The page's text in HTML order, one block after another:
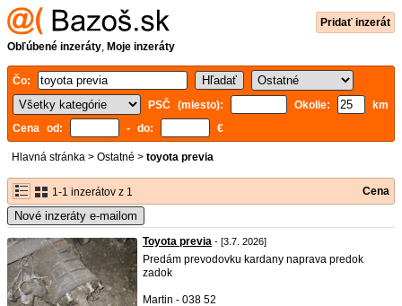
Pridať inzerát
Obľúbené inzeráty, Moje inzeráty
Čo:
PSČ (miesto):
Okolie:
km
Cena od:
- do: €
Hlavná stránka > Ostatné > toyota previa
1-1 inzerátov z 1 Cena
Nové inzeráty e-mailom
Toyota previa - [3.7. 2026]
Predám prevodovku kardany naprava predok
zadok
Martin - 038 52